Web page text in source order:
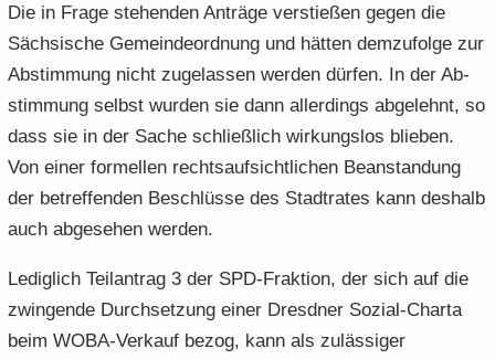
Die in Frage ste­hen­den An­trä­ge ver­stie­ßen gegen die
Säch­si­sche Ge­mein­de­ord­nung und hät­ten dem­zu­fol­ge zur
Ab­stim­mung nicht zu­ge­las­sen wer­den dür­fen. In der Ab­
stim­mung selbst wur­den sie dann al­ler­dings ab­ge­lehnt, so
dass sie in der Sache schließ­lich wir­kungs­los blie­ben.
Von einer for­mel­len rechts­auf­sicht­li­chen Be­an­stan­dung
der be­tref­fen­den Be­schlüs­se des Stadt­ra­tes kann des­halb
auch ab­ge­se­hen wer­den.
Le­dig­lich Teil­an­trag 3 der SPD-​Fraktion, der sich auf die
zwin­gen­de Durch­set­zung einer Dresd­ner Sozial-​Charta
beim WOBA-​Verkauf bezog, kann als zu­läs­si­ger